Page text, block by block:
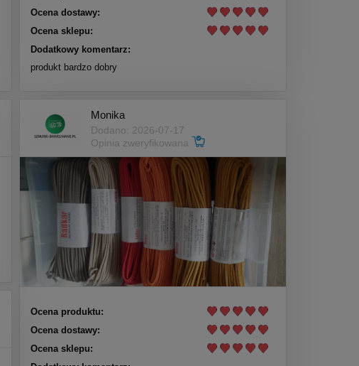
Ocena dostawy:
Ocena sklepu:
Dodatkowy komentarz:
produkt bardzo dobry
Monika
Dodano: 2026-07-17
Opinia zweryfikowana
Ocena produktu:
Ocena dostawy:
Ocena sklepu: